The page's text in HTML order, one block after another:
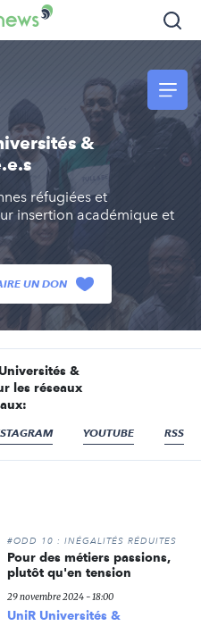
&
réfugiées et
insertion académique et
UN DON
&
les réseaux
YOUTUBE RSS
#ODD 10 : INÉGALITÉS RÉDUITES
Pour des métiers passions,
plutôt qu'en tension
29 novembre 2024 - 18:00
UniR Universités &